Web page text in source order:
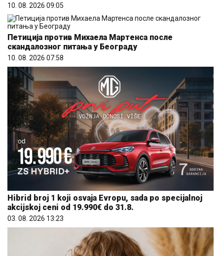
10. 08. 2026 09:05
Петиција против Михаела Мартенса после
скандалозног питања у Београду
10. 08. 2026 07:58
Hibrid broj 1 koji osvaja Evropu, sada po specijalnoj
akcijskoj ceni od 19.990€ do 31.8.
03. 08. 2026 13:23